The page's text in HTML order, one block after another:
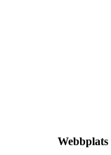
Webbplats